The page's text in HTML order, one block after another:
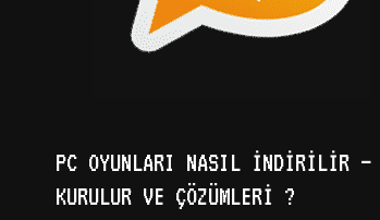
PC OYUNLARI NASIL İNDIRILIR –
KURULUR VE ÇÖZÜMLERI ?